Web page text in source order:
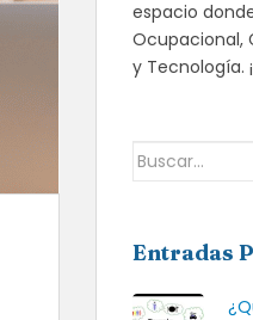
espacio
Ocupacional,
y Tecnología.
Buscar:
Entradas